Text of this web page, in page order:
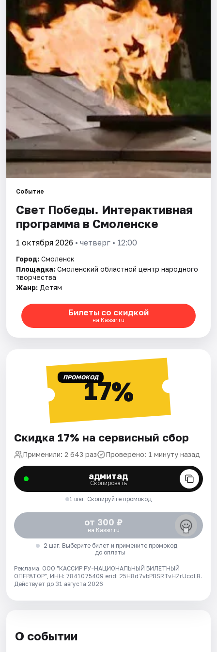
Города
Площадки
Артисты
Рейтинги
Событие
Свет Победы. Интерактивная
программа в Смоленске
1 октября 2026 • четверг • 12:00
Город: Смоленск
Площадка: Смоленский областной центр народного
творчества
Жанр: Детям
Билеты со скидкой
на Kassir.ru
ПРОМОКОД17%
Скидка 17% на сервисный сбор
Применили: 2 643 раз Проверено: 1 минуту назад
адмитад
Скопировать
1 шаг. Скопируйте промокод
от 300 ₽
на Kassir.ru
2 шаг. Выберите билет и примените промокод
до оплаты
Реклама. ООО "КАССИР.РУ-НАЦИОНАЛЬНЫЙ БИЛЕТНЫЙ
ОПЕРАТОР", ИНН: 7841075409 erid: 25H8d7vbP8SRTvHZrUcdLB.
Действует до 31 августа 2026
О событии